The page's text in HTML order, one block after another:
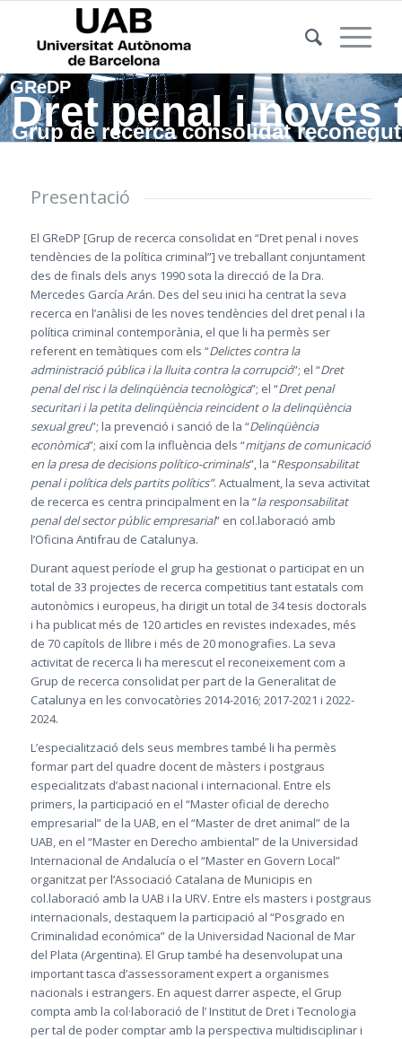
Grup de recerca consolidat
Dret penal i
GReDP
Presentació
El GReDP [Grup de recerca consolidat en “Dret penal i noves
tendències de la política criminal”] ve treballant conjuntament
des de finals dels anys 1990 sota la direcció de la Dra.
Mercedes García Arán. Des del seu inici ha centrat la seva
recerca en l’anàlisi de les noves tendències del dret penal i la
política criminal contemporània, el que li ha permès ser
referent en temàtiques com els “Delictes contra la
administració pública i la lluita contra la corrupció”; el “Dret
penal del risc i la delinqüència tecnològica”; el “Dret penal
securitari i la petita delinqüència reincident o la delinqüència
sexual greu”; la prevenció i sanció de la “Delinqüència
econòmica”; així com la influència dels “mitjans de comunicació
en la presa de decisions político-criminals”, la “Responsabilitat
penal i política dels partits polítics”. Actualment, la seva activitat
de recerca es centra principalment en la “la responsabilitat
penal del sector públic empresarial” en col.laboració amb
l’Oficina Antifrau de Catalunya.
Durant aquest període el grup ha gestionat o participat en un
total de 33 projectes de recerca competitius tant estatals com
autonòmics i europeus, ha dirigit un total de 34 tesis doctorals
i ha publicat més de 120 articles en revistes indexades, més
de 70 capítols de llibre i més de 20 monografies. La seva
activitat de recerca li ha merescut el reconeixement com a
Grup de recerca consolidat per part de la Generalitat de
Catalunya en les convocatòries 2014-2016; 2017-2021 i 2022-
2024.
L’especialització dels seus membres també li ha permès
formar part del quadre docent de màsters i postgraus
especialitzats d’abast nacional i internacional. Entre els
primers, la participació en el “Master oficial de derecho
empresarial” de la UAB, en el “Master de dret animal” de la
UAB, en el “Master en Derecho ambiental” de la Universidad
Internacional de Andalucía o el “Master en Govern Local”
organitzat per l’Associació Catalana de Municipis en
col.laboració amb la UAB i la URV. Entre els masters i postgraus
internacionals, destaquem la participació al “Posgrado en
Criminalidad económica” de la Universidad Nacional de Mar
del Plata (Argentina). El Grup també ha desenvolupat una
important tasca d’assessorament expert a organismes
nacionals i estrangers. En aquest darrer aspecte, el Grup
compta amb la col·laboració de l’ Institut de Dret i Tecnologia
per tal de poder comptar amb la perspectiva multidisciplinar i